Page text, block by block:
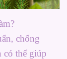
chống
có thể giúp